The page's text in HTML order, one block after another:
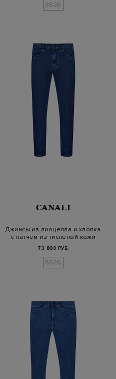
SS26
CANALI
Джинсы из лиоцелла и хлопка
с патчем из тисненой кожи
73 800 РУБ.
SS26